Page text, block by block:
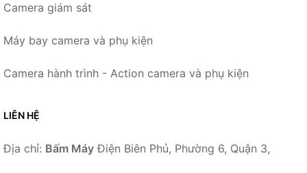
Camera giám sát
Máy bay camera và phụ kiện
Camera hành trình - Action camera và phụ kiện
LIÊN HỆ
Địa chỉ: Bấm Máy Điện Biên Phủ, Phường 6, Quận 3,